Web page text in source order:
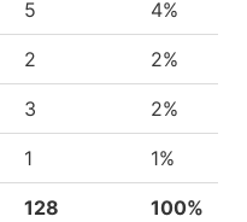
5 4%
2 2%
3 2%
1 1%
128 100%